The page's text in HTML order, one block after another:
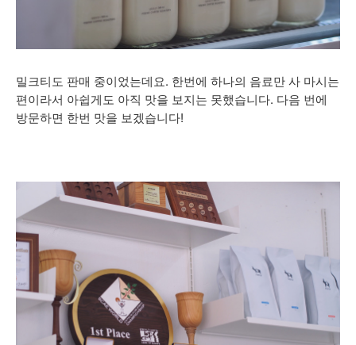
밀크티도 판매 중이었는데요. 한번에 하나의 음료만 사 마시는
편이라서 아쉽게도 아직 맛을 보지는 못했습니다. 다음 번에
방문하면 한번 맛을 보겠습니다!